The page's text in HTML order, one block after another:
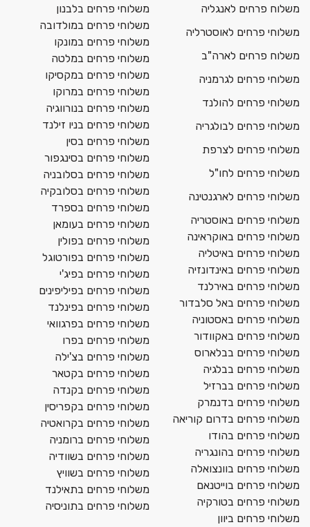
משלוח פרחים לאנגליה
משלוחי פרחים לאוסטרליה
משלוח פרחים לארה"ב
משלוחי פרחים לגרמניה
משלוחי פרחים להולנד
משלוחי פרחים לבולגריה
משלוחי פרחים לצרפת
משלוחי פרחים לחו"ל
משלוחי פרחים לארגנטינה
משלוחי פרחים באוסטריה
משלוחי פרחים באוקראינה
משלוחי פרחים באיטליה
משלוחי פרחים באינדונזיה
משלוחי פרחים באירלנד
משלוחי פרחים באל סלבדור
משלוחי פרחים באסטוניה
משלוחי פרחים באקוודור
משלוחי פרחים בבלארוס
משלוחי פרחים בבלגיה
משלוחי פרחים בברזיל
משלוחי פרחים בדנמרק
משלוחי פרחים בדרום קוריאה
משלוחי פרחים בהודו
משלוחי פרחים בהונגריה
משלוחי פרחים בוונצואלה
משלוחי פרחים בוייטנאם
משלוחי פרחים בטורקיה
משלוחי פרחים ביוון
משלוחי פרחים בלבנון
משלוחי פרחים במולדובה
משלוחי פרחים במונקו
משלוחי פרחים במלטה
משלוחי פרחים במקסיקו
משלוחי פרחים במרוקו
משלוחי פרחים בנורווגיה
משלוחי פרחים בניו זילנד
משלוחי פרחים בסין
משלוחי פרחים בסינגפור
משלוחי פרחים בסלובניה
משלוחי פרחים בסלובקיה
משלוחי פרחים בספרד
משלוחי פרחים בעומאן
משלוחי פרחים בפולין
משלוחי פרחים בפורטוגל
משלוחי פרחים בפיג'י
משלוחי פרחים בפיליפינים
משלוחי פרחים בפינלנד
משלוחי פרחים בפרגוואי
משלוחי פרחים בפרו
משלוחי פרחים בצ'ילה
משלוחי פרחים בקטאר
משלוחי פרחים בקנדה
משלוחי פרחים בקפריסין
משלוחי פרחים בקרואטיה
משלוחי פרחים ברומניה
משלוחי פרחים בשוודיה
משלוחי פרחים בשוויץ
משלוחי פרחים בתאילנד
משלוחי פרחים בתוניסיה